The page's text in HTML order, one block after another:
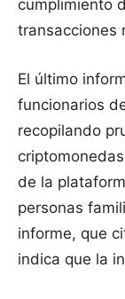
cumplimiento
transacciones
El último
funcionarios
recopilando
de la
personas
informe, que
indica que la